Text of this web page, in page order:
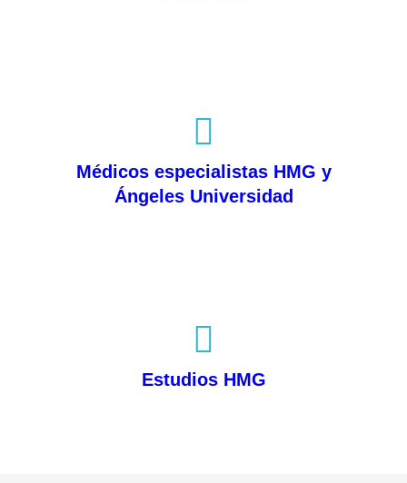
Médicos especialistas HMG y
Ángeles Universidad
Estudios HMG